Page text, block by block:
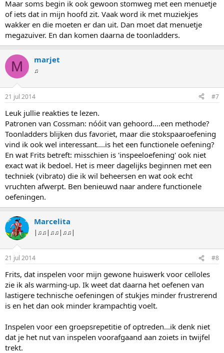
Maar soms begin ik ook gewoon stomweg met een menuetje
of iets dat in mijn hoofd zit. Vaak word ik met muziekjes
wakker en die moeten er dan uit. Dan moet dat menuetje
megazuiver. En dan komen daarna de toonladders.
M marjet
♫
21 jul 2014 #7
Leuk jullie reakties te lezen.
Patronen van Cossman: nóóit van gehoord....een methode?
Toonladders blijken dus favoriet, maar die stokspaaroefening
vind ik ook wel interessant....is het een functionele oefening?
En wat Frits betreft: misschien is 'inspeeloefening' ook niet
exact wat ik bedoel. Het is meer dagelijks beginnen met een
techniek (vibrato) die ik wil beheersen en wat ook echt
vruchten afwerpt. Ben benieuwd naar andere functionele
oefeningen.
Marcelita
|♫♫|♫♫|♫♫|
21 jul 2014 #8
Frits, dat inspelen voor mijn gewone huiswerk voor celloles
zie ik als warming-up. Ik weet dat daarna het oefenen van
lastigere technische oefeningen of stukjes minder frustrerend
is en het dan ook minder krampachtig voelt.
Inspelen voor een groepsrepetitie of optreden...ik denk niet
dat je het nut van inspelen voorafgaand aan zoiets in twijfel
trekt.